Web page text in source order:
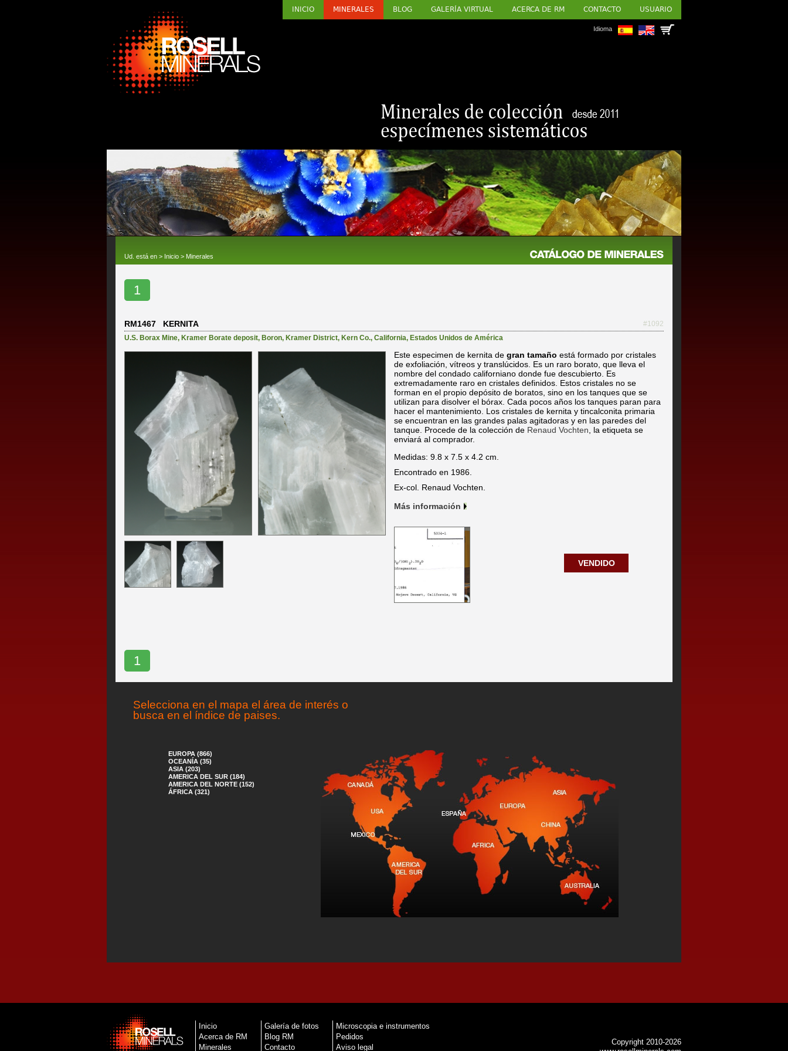
INICIO MINERALES BLOG GALERÍA VIRTUAL ACERCA DE RM CONTACTO USUARIO
Idioma
Ud. está en > Inicio > Minerales
1
RM1467 KERNITA
#1092
U.S. Borax Mine, Kramer Borate deposit, Boron, Kramer District, Kern Co., California, Estados Unidos de América
Este especimen de kernita de gran tamaño está formado por cristales
de exfoliación, vítreos y translúcidos. Es un raro borato, que lleva el
nombre del condado californiano donde fue descubierto. Es
extremadamente raro en cristales definidos. Estos cristales no se
forman en el propio depósito de boratos, sino en los tanques que se
utilizan para disolver el bórax. Cada pocos años los tanques paran para
hacer el mantenimiento. Los cristales de kernita y tincalconita primaria
se encuentran en las grandes palas agitadoras y en las paredes del
tanque. Procede de la colección de Renaud Vochten , la etiqueta se
enviará al comprador.
Medidas: 9.8 x 7.5 x 4.2 cm.
Encontrado en 1986.
Ex-col. Renaud Vochten.
Más información
VENDIDO
1
Selecciona en el mapa el área de interés o
busca en el índice de paises.
EUROPA (866)
OCEANÍA (35)
ASIA (203)
AMERICA DEL SUR (184)
AMERICA DEL NORTE (152)
ÁFRICA (321)
Inicio
Acerca de RM
Minerales
Galería de fotos
Blog RM
Contacto
Microscopia e instrumentos
Pedidos
Aviso legal
Copyright 2010-2026